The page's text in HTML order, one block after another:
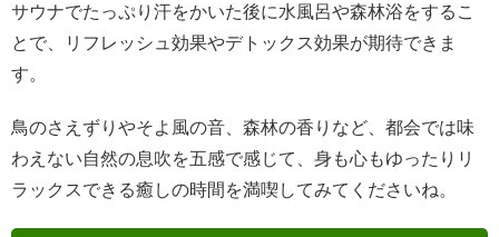
サウナでたっぷり汗をかいた後に水風呂や森林浴をするこ
とで、リフレッシュ効果やデトックス効果が期待できま
す。
鳥のさえずりやそよ風の音、森林の香りなど、都会では味
わえない自然の息吹を五感で感じて、身も心もゆったりリ
ラックスできる癒しの時間を満喫してみてくださいね。